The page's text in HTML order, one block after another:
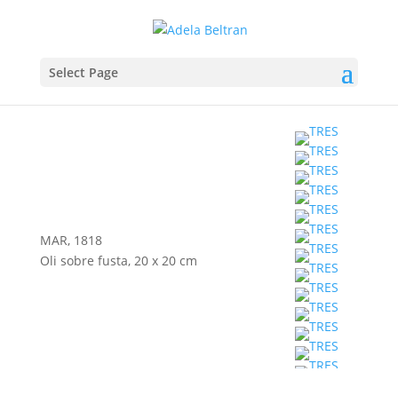
Select Page
MAR, 1818
Oli sobre fusta, 20 x 20 cm